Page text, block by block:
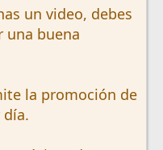
un video, debes
una buena
la promoción de